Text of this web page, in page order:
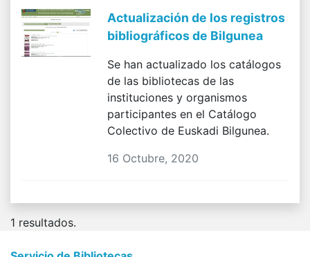
Actualización de los registros
bibliográficos de Bilgunea
Se han actualizado los catálogos
de las bibliotecas de las
instituciones y organismos
participantes en el Catálogo
Colectivo de Euskadi Bilgunea.
16 Octubre, 2020
1 resultados.